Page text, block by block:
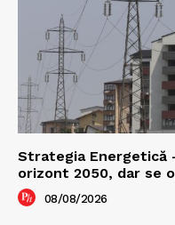
Strategia Energetică
orizont 2050, dar se
08/08/2026